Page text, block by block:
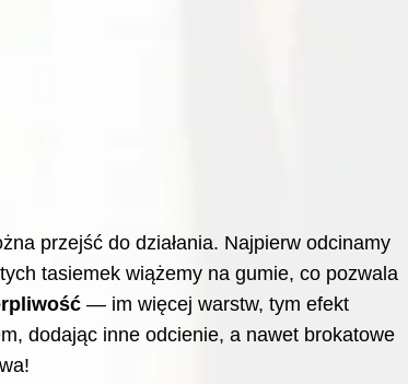
przejść do działania. Najpierw odcinamy
tasiemek wiążemy na gumie, co pozwala
— im więcej warstw, tym efekt
dodając inne odcienie, a nawet brokatowe